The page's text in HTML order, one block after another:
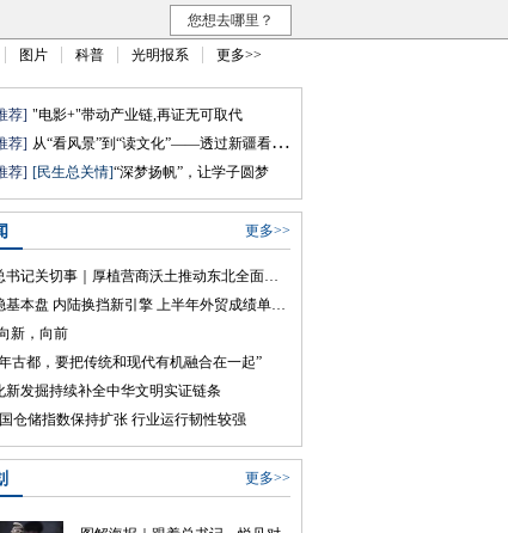
您想去哪里？
图片 科普 光明报系 更多>>